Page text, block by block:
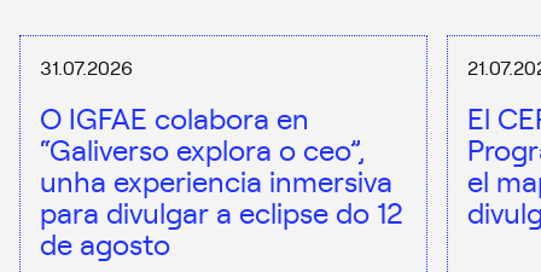
31.07.2026
O IGFAE colabora en
“Galiverso explora o ceo”,
unha experiencia inmersiva
para divulgar a eclipse do 12
de agosto
El
el